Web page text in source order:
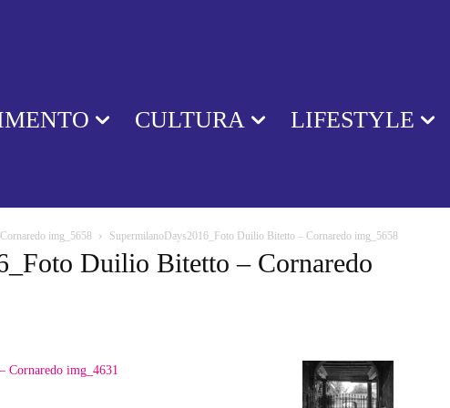
CULTURA LIFESTYLE
img_5658 SupermilanoDays2016_Foto Duilio Bitetto – Cornaredo img_5658
Duilio Bitetto – Cornaredo